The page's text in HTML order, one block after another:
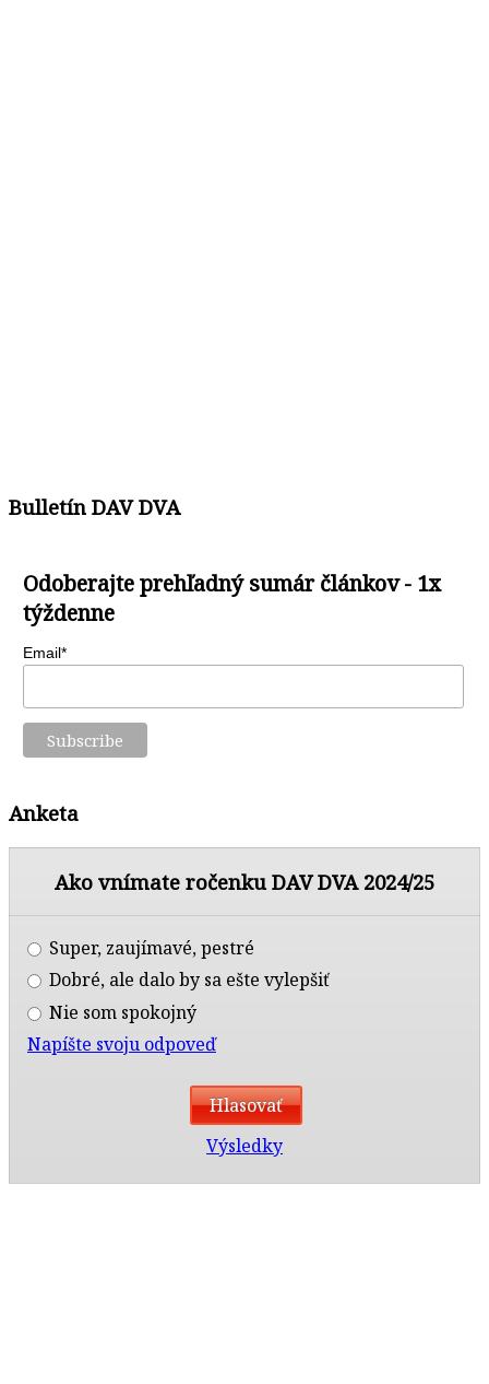
Bulletín DAV DVA
Odoberajte prehľadný sumár článkov - 1x
týždenne
Email*
Anketa
Ako vnímate ročenku DAV DVA 2024/25
Super, zaujímavé, pestré
Dobré, ale dalo by sa ešte vylepšiť
Nie som spokojný
Napíšte svoju odpoveď
Výsledky